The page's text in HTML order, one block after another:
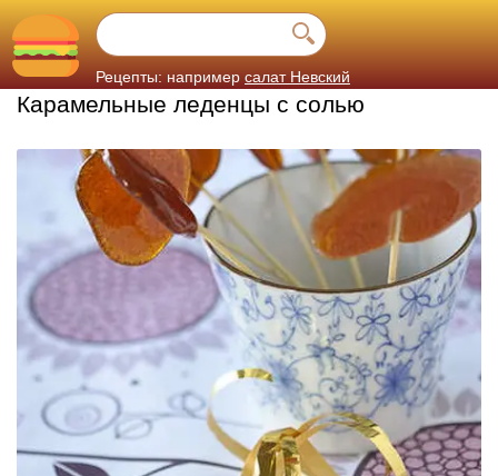
Рецепты: например салат Невский
Карамельные леденцы с солью